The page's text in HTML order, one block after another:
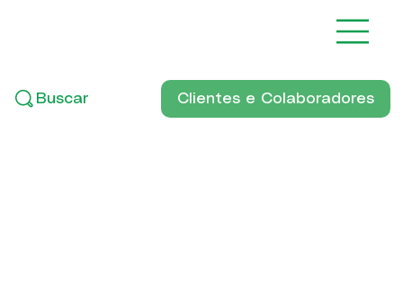
Clientes e Colaboradores
Buscar